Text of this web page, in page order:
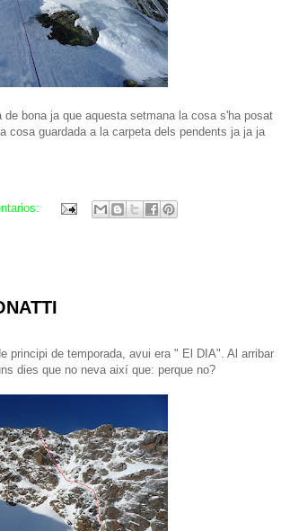
bona ja que aquesta setmana la cosa s'ha posat
cosa guardada a la carpeta dels pendents ja ja ja
principi de temporada, avui era " El DIA". Al arribar
dies que no neva així que: perque no?